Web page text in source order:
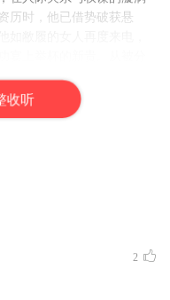
历时，他已借势破获悬
宴上举杯的新贵。从被分
现实织就的。
收听
2